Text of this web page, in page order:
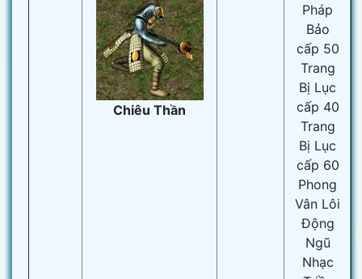
Chiêu Thần
Pháp
Bảo
cấp 50
Trang
Bị Lục
cấp 40
Trang
Bị Lục
cấp 60
Phong
Vân Lôi
Động
Ngũ
Nhạc